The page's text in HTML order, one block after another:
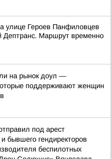
улице Героев Панфиловцев
Дептранс. Маршрут временно
на рынок доул —
поддерживают женщин
под арест
бывшего гендиректоров
беспилотных